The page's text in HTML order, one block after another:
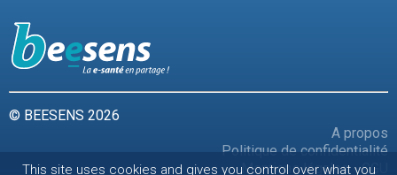
© BEESENS 2026
A propos
Politique de confidentialité
Mentions légales - CGU
This site uses cookies and gives you control over what you